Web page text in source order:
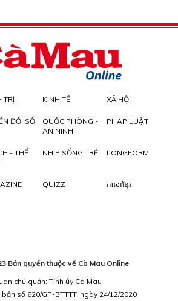
TRỊ KINH TẾ XÃ HỘI
ĐỔI SỐ
QUỐC PHÒNG -
AN NINH
PHÁP LUẬT
- THỂ
NHỊP SỐNG TRẺ LONGFORM
QUIZZ ភាសាខ្មែរ
Bản quyền thuộc về Cà Mau Online
chủ quản: Tỉnh ủy Cà Mau
số 620/GP-BTTTT, ngày 24/12/2020